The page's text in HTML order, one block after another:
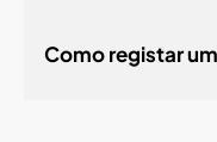
Como registar